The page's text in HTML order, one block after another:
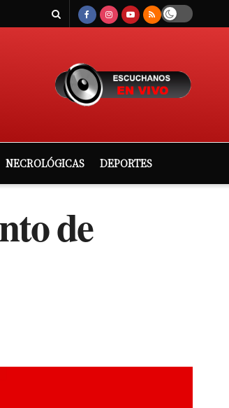
NECROLÓGICAS DEPORTES
de